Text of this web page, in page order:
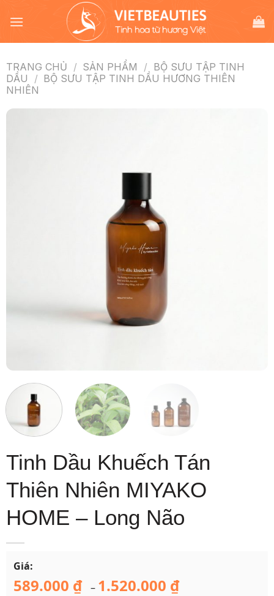
đến
TRANG CHỦ / SẢN PHẨM / BỘ SƯU TẬP TINH
DẦU
/ BỘ SƯU TẬP TINH DẦU HƯƠNG THIÊN
NHIÊN
Tinh Dầu Khuếch Tán
Thiên Nhiên MIYAKO
HOME – Long Não
Giá:
589.000 ₫ – 1.520.000 ₫